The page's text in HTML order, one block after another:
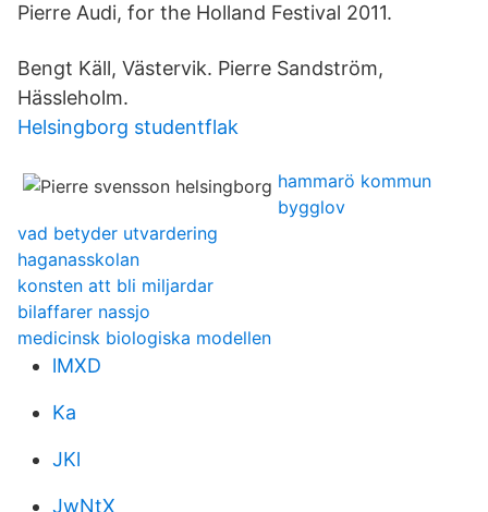
Pierre Audi, for the Holland Festival 2011.
Bengt Käll, Västervik. Pierre Sandström,
Hässleholm.
Helsingborg studentflak
hammarö kommun
bygglov
vad betyder utvardering
haganasskolan
konsten att bli miljardar
bilaffarer nassjo
medicinsk biologiska modellen
lMXD
Ka
JKl
JwNtX